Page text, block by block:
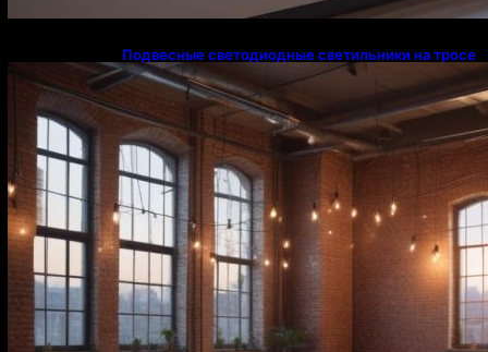
Подвесные светодиодные светильники на тросе